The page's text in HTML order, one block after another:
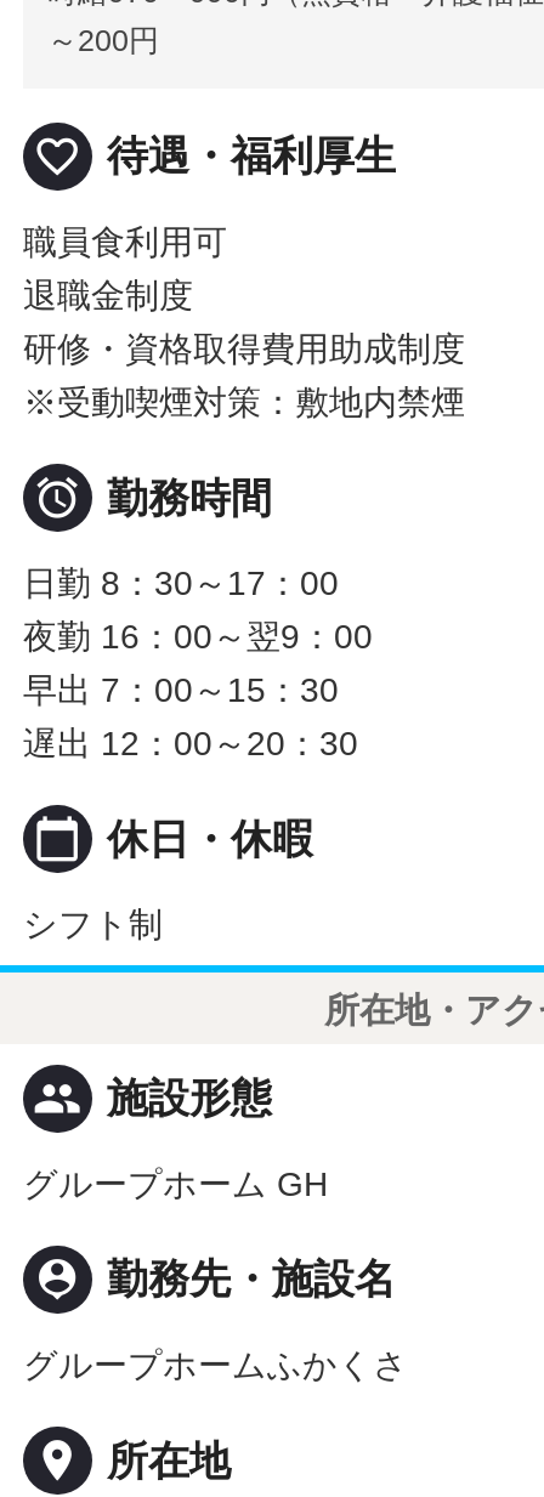
～200円
favorite_border 待遇・福利厚生
職員食利用可
退職金制度
研修・資格取得費用助成制度
※受動喫煙対策：敷地内禁煙
 勤務時間
日勤 8：30～17：00
夜勤 16：00～翌9：00
早出 7：00～15：30
遅出 12：00～20：30
calendar_today 休日・休暇
シフト制
所在地・ア
people 施設形態
グループホーム GH
person_pin 勤務先・施設名
グループホームふかくさ
place 所在地